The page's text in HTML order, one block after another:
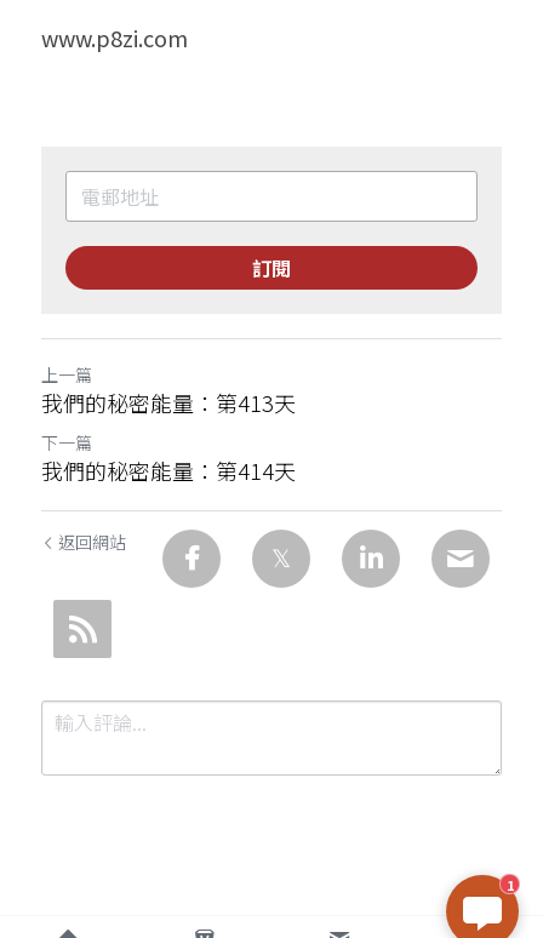
www.p8zi.com
訂閱
上一篇
我們的秘密能量：第413天
下一篇
我們的秘密能量：第414天
返回網站
1